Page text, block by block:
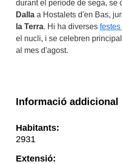
durant el període de sega, se
Dalla a Hostalets d'en Bas,
la Terra. Hi ha diverses
el nucli, i se celebren
al mes d'agost.
Informació addicional
Habitants:
2931
Extensió: